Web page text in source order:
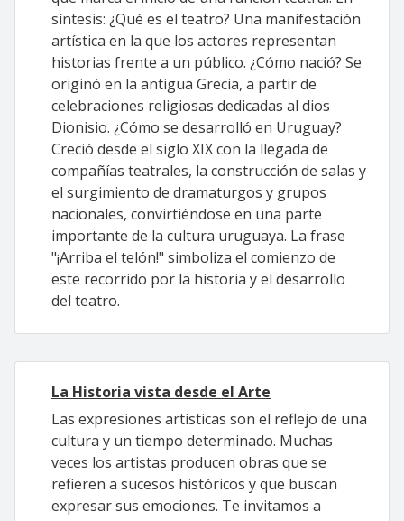
síntesis: ¿Qué es el teatro? Una manifestación
artística en la que los actores representan
historias frente a un público. ¿Cómo nació? Se
originó en la antigua Grecia, a partir de
celebraciones religiosas dedicadas al dios
Dionisio. ¿Cómo se desarrolló en Uruguay?
Creció desde el siglo XIX con la llegada de
compañías teatrales, la construcción de salas y
el surgimiento de dramaturgos y grupos
nacionales, convirtiéndose en una parte
importante de la cultura uruguaya. La frase
"¡Arriba el telón!" simboliza el comienzo de
este recorrido por la historia y el desarrollo
del teatro.
La Historia vista desde el Arte
Las expresiones artísticas son el reflejo de una
cultura y un tiempo determinado. Muchas
veces los artistas producen obras que se
refieren a sucesos históricos y que buscan
expresar sus emociones. Te invitamos a